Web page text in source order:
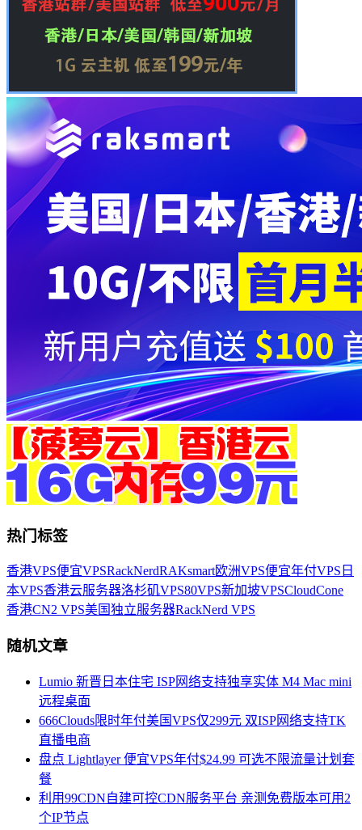
热门标签
香港VPS便宜VPSRackNerdRAKsmart欧洲VPS便宜年付VPS 日
本VPS香港云服务器洛杉矶VPS80VPS新加坡VPSCloudCone
香港CN2 VPS美国独立服务器RackNerd VPS
随机文章
Lumio 新晋日本住宅 ISP网络支持独享实体 M4 Mac mini
远程桌面
666Clouds限时年付美国VPS仅299元 双ISP网络支持TK
直播电商
盘点 Lightlayer 便宜VPS年付$24.99 可选不限流量计划套
餐
利用99CDN自建可控CDN服务平台 亲测免费版本可用2
个IP节点